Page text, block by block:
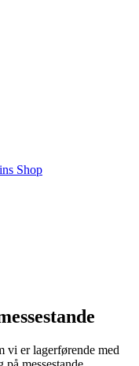
vi er lagerførende med